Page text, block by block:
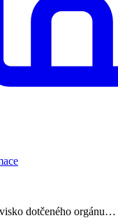
dotčeného orgánu…